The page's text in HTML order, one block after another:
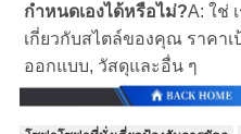
กําหนดเองได้หรือไม่?A: ใช่
เกี่ยวกับสไตล์ของคุณ ราคา
ออกแบบ, วัสดุและอื่น ๆ